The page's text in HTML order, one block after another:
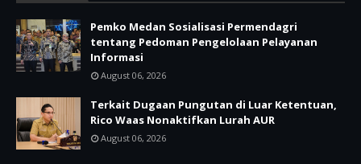
Pemko Medan Sosialisasi Permendagri
tentang Pedoman Pengelolaan Pelayanan
Informasi
August 06, 2026
Terkait Dugaan Pungutan di Luar Ketentuan,
Rico Waas Nonaktifkan Lurah AUR
August 06, 2026